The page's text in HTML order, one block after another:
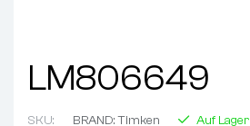
LM806649
SKU: BRAND:Timken Auf Lager